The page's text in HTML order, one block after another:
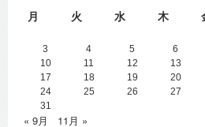
月
火 水 木
3
4 5 6
10
11 12 13
17
18 19 20
24
25 26 27
31
« 9月 11月 »